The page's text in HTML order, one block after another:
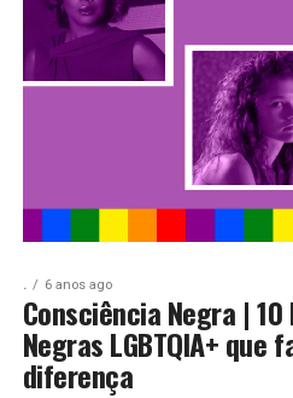
. 6 anos ago
Consciência Negra |
Negras LGBTQIA+ que
diferença